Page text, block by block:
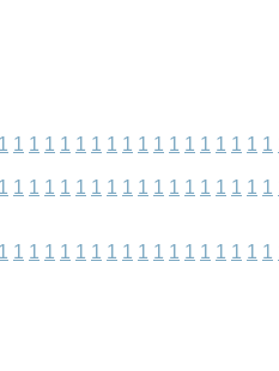
1 1 1 1 1 1 1 1 1 1 1 1 1 1 1 1 1 1
1 1 1 1 1 1 1 1 1 1 1 1 1 1 1 1 1 1
1 1 1 1 1 1 1 1 1 1 1 1 1 1 1 1 1 1